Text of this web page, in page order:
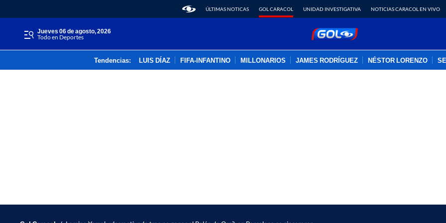
ÚLTIMAS NOTICAS GOL CARACOL UNIDAD INVESTIGATIVA NOTICIAS CARACOL EN VIVO
jueves 06 de agosto, 2026
Todo en Deportes
Tendencias: LUIS DÍAZ FIFA-INFANTINO MILLONARIOS JAMES RODRÍGUEZ NÉSTOR LORENZO